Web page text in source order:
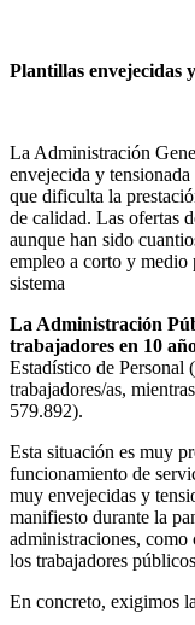
Plantillas envejecidas
La Administración
envejecida y
que dificulta la
de calidad. Las ofertas
aunque han sido
empleo a corto y medio
sistema
La Administración
trabajadores en 10
Estadístico de Personal
trabajadores/as,
579.892).
Esta situación es muy
funcionamiento de
muy envejecidas y
manifiesto durante la
administraciones, como
los trabajadores
En concreto, exigimos